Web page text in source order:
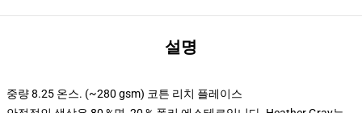
설명
중량 8.25 온스. (~280 gsm) 코튼 리치 플레이스